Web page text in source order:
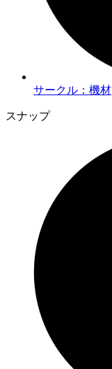
サークル：機材
スナップ